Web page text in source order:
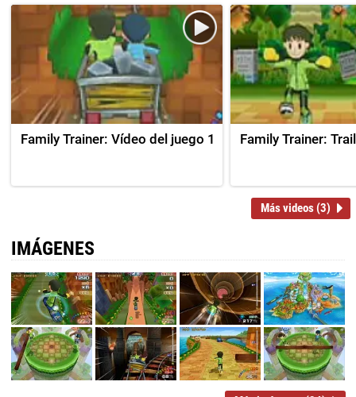
Family Trainer: Vídeo del juego 1 Family Trainer:
Más videos (3)
IMÁGENES